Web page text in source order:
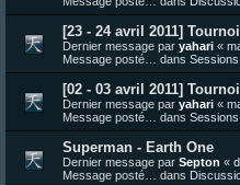
[23 - 24 avril 2011]
Dernier message par yahari «
Message posté… dans Sessions
[02 - 03 avril 2011]
Dernier message par yahari «
Message posté… dans Sessions
Superman - Earth One
Dernier message par Septon «
Message posté… dans